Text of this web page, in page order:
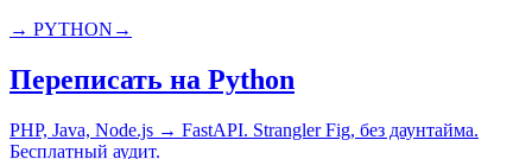
→ PYTHON →
Переписать на Python
PHP, Java, Node.js → FastAPI. Strangler Fig, без даунтайма.
Бесплатный аудит.